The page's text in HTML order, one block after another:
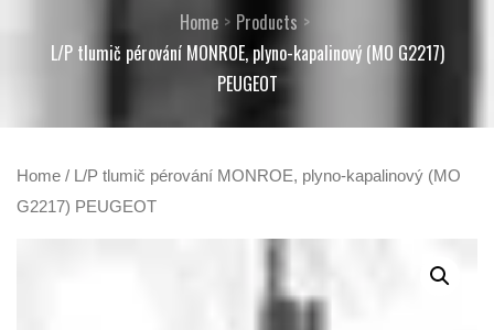
Home
Products
L/P tlumič pérování MONROE, plyno-kapalinový (MO G2217)
PEUGEOT
Home / L/P tlumič pérování MONROE, plyno-kapalinový (MO
G2217) PEUGEOT